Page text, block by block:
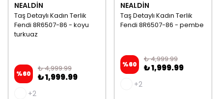
NEALDİN
Taş Detaylı Kadın Terlik
Fendi 8R6507-86 - koyu
turkuaz
%60
₺ 4,999.99
₺ 1,999.99
+2
NEALDİN
Taş Detaylı Kadın Terlik
Fendi 8R6507-86 - pembe
%60
₺ 4,999.99
₺ 1,999.99
+2